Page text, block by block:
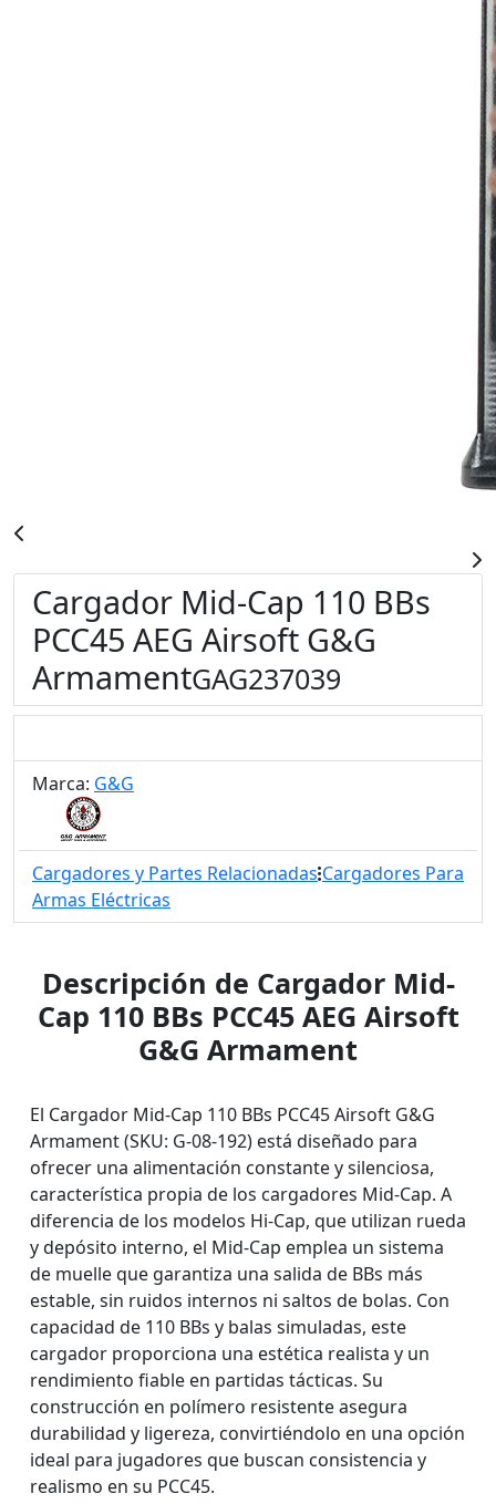
Cargador Mid-Cap 110 BBs
PCC45 AEG Airsoft G&G
ArmamentGAG237039
Marca: G&G
Cargadores y Partes Relacionadas Cargadores Para
Armas Eléctricas
Descripción de Cargador Mid-
Cap 110 BBs PCC45 AEG Airsoft
G&G Armament
El Cargador Mid-Cap 110 BBs PCC45 Airsoft G&G
Armament (SKU: G-08-192) está diseñado para
ofrecer una alimentación constante y silenciosa,
característica propia de los cargadores Mid-Cap. A
diferencia de los modelos Hi-Cap, que utilizan rueda
y depósito interno, el Mid-Cap emplea un sistema
de muelle que garantiza una salida de BBs más
estable, sin ruidos internos ni saltos de bolas. Con
capacidad de 110 BBs y balas simuladas, este
cargador proporciona una estética realista y un
rendimiento fiable en partidas tácticas. Su
construcción en polímero resistente asegura
durabilidad y ligereza, convirtiéndolo en una opción
ideal para jugadores que buscan consistencia y
realismo en su PCC45.